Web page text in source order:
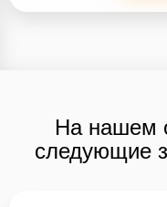
На нашем
следующие